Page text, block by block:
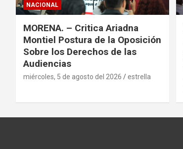
NACIONAL
MORENA. – Critica Ariadna
Montiel Postura de la Oposición
Sobre los Derechos de las
Audiencias
miércoles, 5 de agosto del 2026 estrella